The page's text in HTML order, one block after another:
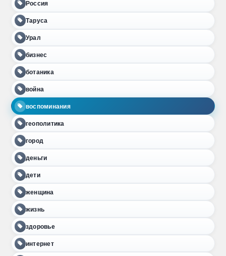
Россия
Таруса
Урал
бизнес
ботаника
война
воспоминания
геополитика
город
деньги
дети
женщина
жизнь
здоровье
интернет